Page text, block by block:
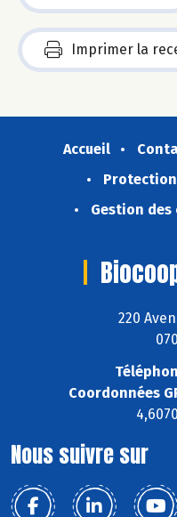
Imprimer la
Accueil
Gestion des
220
Coordonnées
Nous suivre sur